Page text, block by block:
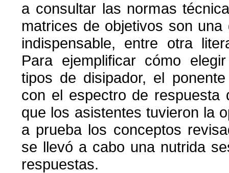
a consultar las normas
matrices de objetivos son
indispensable, entre otra
Para ejemplificar cómo
tipos de disipador, el
con el espectro de respuesta
que los asistentes tuvieron la
a prueba los conceptos
se llevó a cabo una nutrida
respuestas.